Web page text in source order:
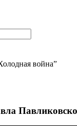
война”